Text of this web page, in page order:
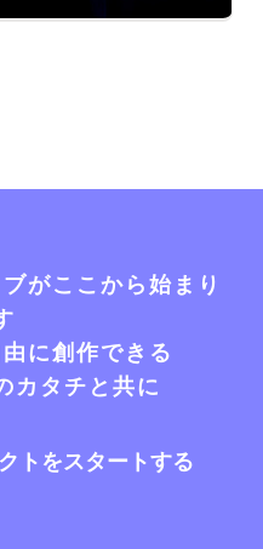
がここから始まり
に創作できる
カタチと共に
トをスタートする